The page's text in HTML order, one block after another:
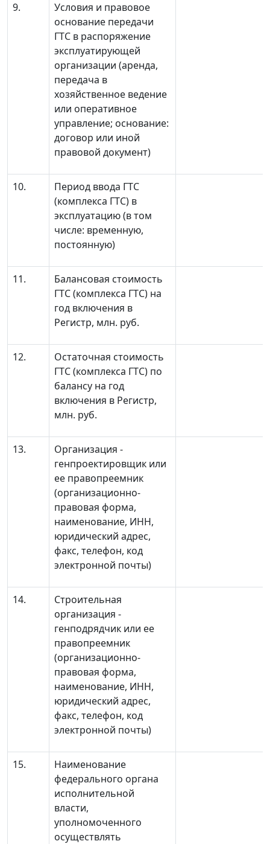
9.
Условия и правовое
основание передачи
ГТС в распоряжение
эксплуатирующей
организации (аренда,
передача в
хозяйственное ведение
или оперативное
управление; основание:
договор или иной
правовой документ)
10.
Период ввода ГТС
(комплекса ГТС) в
эксплуатацию (в том
числе: временную,
постоянную)
11.
Балансовая стоимость
ГТС (комплекса ГТС) на
год включения в
Регистр, млн. руб.
12.
Остаточная стоимость
ГТС (комплекса ГТС) по
балансу на год
включения в Регистр,
млн. руб.
13.
Организация -
генпроектировщик или
ее правопреемник
(организационно-
правовая форма,
наименование, ИНН,
юридический адрес,
факс, телефон, код
электронной почты)
14.
Строительная
организация -
генподрядчик или ее
правопреемник
(организационно-
правовая форма,
наименование, ИНН,
юридический адрес,
факс, телефон, код
электронной почты)
15.
Наименование
федерального органа
исполнительной
власти,
уполномоченного
осуществлять